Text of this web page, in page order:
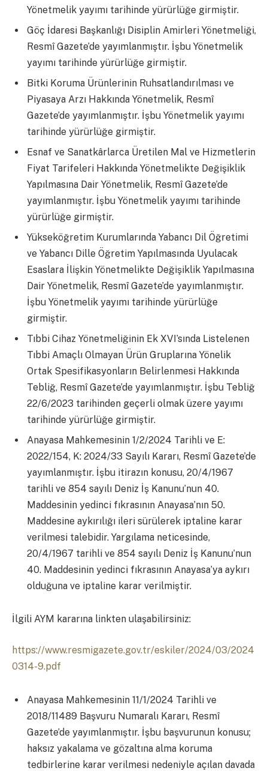
Yönetmelik yayımı tarihinde yürürlüğe girmiştir.
Göç İdaresi Başkanlığı Disiplin Amirleri Yönetmeliği,
Resmî Gazete’de yayımlanmıştır. İşbu Yönetmelik
yayımı tarihinde yürürlüğe girmiştir.
Bitki Koruma Ürünlerinin Ruhsatlandırılması ve
Piyasaya Arzı Hakkında Yönetmelik, Resmî
Gazete’de yayımlanmıştır. İşbu Yönetmelik yayımı
tarihinde yürürlüğe girmiştir.
Esnaf ve Sanatkârlarca Üretilen Mal ve Hizmetlerin
Fiyat Tarifeleri Hakkında Yönetmelikte Değişiklik
Yapılmasına Dair Yönetmelik, Resmî Gazete’de
yayımlanmıştır. İşbu Yönetmelik yayımı tarihinde
yürürlüğe girmiştir.
Yükseköğretim Kurumlarında Yabancı Dil Öğretimi
ve Yabancı Dille Öğretim Yapılmasında Uyulacak
Esaslara İlişkin Yönetmelikte Değişiklik Yapılmasına
Dair Yönetmelik, Resmî Gazete’de yayımlanmıştır.
İşbu Yönetmelik yayımı tarihinde yürürlüğe
girmiştir.
Tıbbi Cihaz Yönetmeliğinin Ek XVI’sında Listelenen
Tıbbi Amaçlı Olmayan Ürün Gruplarına Yönelik
Ortak Spesifikasyonların Belirlenmesi Hakkında
Tebliğ, Resmî Gazete’de yayımlanmıştır. İşbu Tebliğ
22/6/2023 tarihinden geçerli olmak üzere yayımı
tarihinde yürürlüğe girmiştir.
Anayasa Mahkemesinin 1/2/2024 Tarihli ve E:
2022/154, K: 2024/33 Sayılı Kararı, Resmî Gazete’de
yayımlanmıştır. İşbu itirazın konusu, 20/4/1967
tarihli ve 854 sayılı Deniz İş Kanunu’nun 40.
Maddesinin yedinci fıkrasının Anayasa’nın 50.
Maddesine aykırılığı ileri sürülerek iptaline karar
verilmesi talebidir. Yargılama neticesinde,
20/4/1967 tarihli ve 854 sayılı Deniz İş Kanunu’nun
40. Maddesinin yedinci fıkrasının Anayasa’ya aykırı
olduğuna ve iptaline karar verilmiştir.
İlgili AYM kararına linkten ulaşabilirsiniz:
https://www.resmigazete.gov.tr/eskiler/2024/03/2024
0314-9.pdf
Anayasa Mahkemesinin 11/1/2024 Tarihli ve
2018/11489 Başvuru Numaralı Kararı, Resmî
Gazete’de yayımlanmıştır. İşbu başvurunun konusu;
haksız yakalama ve gözaltına alma koruma
tedbirlerine karar verilmesi nedeniyle açılan davada